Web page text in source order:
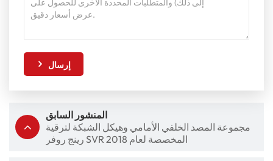
إرسال
المنشور السابق
مجموعة المصد الخلفي الأمامي وهيكل الشبكة لترقية
رينج روفر SVR المخصصة لعام 2018